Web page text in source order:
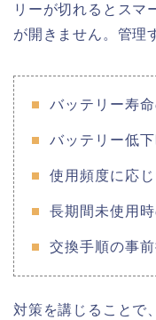
リーが切れるとスマ
が開きません。管理
バッテリー寿
バッテリー低
使用頻度に応
長期間未使用
交換手順の事
対策を講じることで